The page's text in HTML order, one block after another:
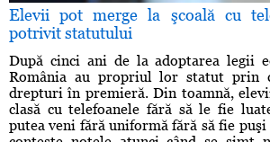
Elevii pot merge la şcoală cu
potrivit statutului
După cinci ani de la adoptarea legii
România au propriul lor statut prin
drepturi în premieră. Din toamnă,
clasă cu telefoanele fără să le fie
putea veni fără uniformă fără să fie